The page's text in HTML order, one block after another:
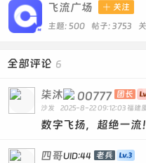
飞流广场  关注
主题: 500 帖子: 3753
全部评论 6
柒沐 00777 团长
沙发 2025-8-22 09:12:03 福建
数字飞扬，超绝一流！
四哥UID:44 老兵